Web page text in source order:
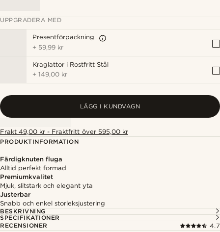
UPPGRADERA MED
Presentförpackning
+ 59,99 kr
Kraglattor i Rostfritt Stål
+149,00 kr
LÄGG I KUNDVAGN
Frakt 49,00 kr - Fraktfritt över 595,00 kr
PRODUKTINFORMATION
Färdigknuten fluga
Alltid perfekt formad
Premiumkvalitet
Mjuk, slitstark och elegant yta
Justerbar
Snabb och enkel storleksjustering
BESKRIVNING
SPECIFIKATIONER
RECENSIONER
4.7